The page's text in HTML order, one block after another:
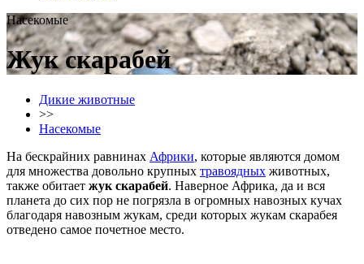
Насекомые
Жук скарабей
Дикие животные
>>
Насекомые
На бескрайних равнинах Африки, которые являются домом
для множества довольно крупных травоядных животных,
также обитает жук скарабей. Наверное Африка, да и вся
планета до сих пор не погрязла в огромных навозных кучах
благодаря навозным жукам, среди которых жукам скарабея
отведено самое почетное место.